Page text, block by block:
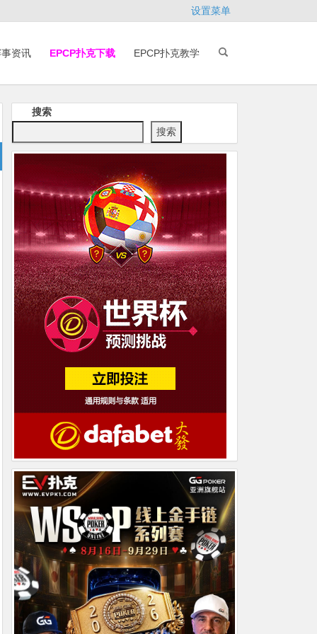
设置菜单
资讯 EPCP扑克下载 EPCP扑克教学
搜索
搜索